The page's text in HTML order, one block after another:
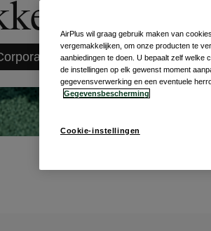
Payments
AirPlus wil graag gebruik maken van
vergemakkelijken, om onze producten te
aanbiedingen te doen. U bepaalt zelf welke
de instellingen op elk gewenst moment
gegevensverwerking en een eventuele
Gegevensbescherming
Cookie-instellingen